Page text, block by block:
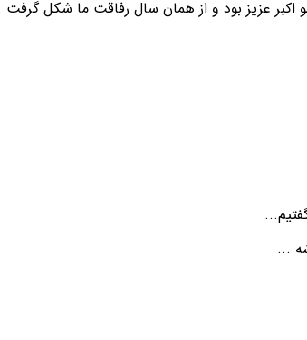
اکبر عزیز بود و از همان سال رفاقت ما شکل
...